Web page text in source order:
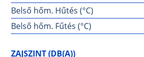
Belső hőm. Hűtés (°C)
Belső hőm. Fűtés (°C)
ZAJSZINT (DB(A))